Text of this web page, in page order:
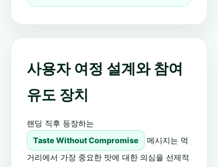
사용자 여정 설계와 참여
유도 장치
랜딩 직후 등장하는
Taste Without Compromise
메시지는 먹
거리에서 가장 중요한 맛에 대한 의심을 선제적